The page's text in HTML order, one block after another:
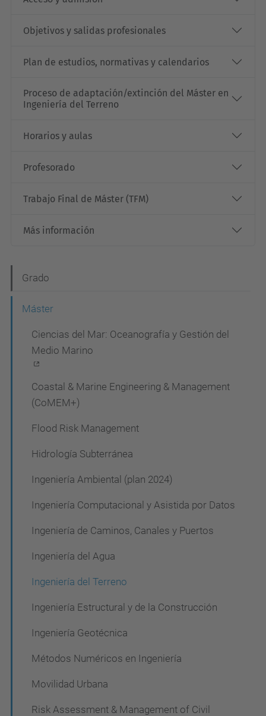
Objetivos y salidas profesionales
Plan de estudios, normativas y calendarios
Proceso de adaptación/extinción del Máster en
Ingeniería del Terreno
Horarios y aulas
Profesorado
Trabajo Final de Máster (TFM)
Más información
a
Grado
Máster
Ciencias del Mar: Oceanografía y Gestión del
Medio Marino
Coastal & Marine Engineering & Management
(CoMEM+)
Flood Risk Management
Hidrología Subterránea
Ingeniería Ambiental (plan 2024)
Ingeniería Computacional y Asistida por Datos
Ingeniería de Caminos, Canales y Puertos
Ingeniería del Agua
Ingeniería del Terreno
Ingeniería Estructural y de la Construcción
Ingeniería Geotécnica
Métodos Numéricos en Ingeniería
Movilidad Urbana
Risk Assessment & Management of Civil